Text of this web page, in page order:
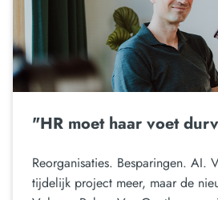
"HR moet haar voet
Reorganisaties. Besparingen. AI.
tijdelijk project meer, maar de